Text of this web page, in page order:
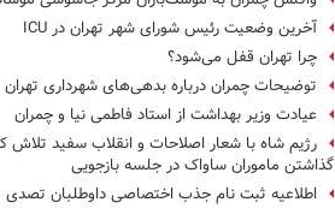
آخرین وضعیت رئیس شورای شهر تهران در ICU
چرا تهران قفل می‌شود؟
توضیحات چمران درباره بدهی‌های شهرداری تهران
عیادت وزیر بهداشت از استاد فاطمی نیا و چمران
رژیم شاه با شعار اصلاحات و انقلاب سفید تلاش
گذاشتن ماموران ساواک در جلسه بازجویی
اطلاعیه ثبت نام جذب اختصاصی داوطلبان تصدی